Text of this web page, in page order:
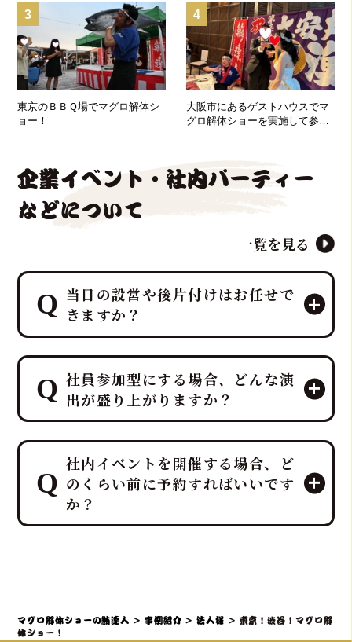
3
東京のＢＢＱ場でマグロ解体シ
ョー！
4
大阪市にあるゲストハウスでマ
グロ解体ショーを実施して参り
企業イベント・社内パーティー
などについて
一覧を見る
当日の設営や後片付けはお任せで
きますか？
はい、すべて「鮪達人」にお任せくだ
さい！ 幹事様や会場スタッフ様のお手
間は最小限に抑え、イベントに集中し
ていただける万全のサポート体制で臨
みます。
ホテルレベルのおもてなしをコンセプ
トにしており、企画・演出だけでな
く、設営から撤収まで全てを対応させ
ていただきます。
社員参加型にする場合、どんな演
出が盛り上がりますか？
プロのMCと、効果的なBGM・音響で
一体感のあるエンタメショーとなり、
大迫力の40キロ以上の「マグロ解体シ
ョー」や新鮮な部位の「最高の食体
験」レポートなどを通じて、会場の話
社内イベントを開催する場合、ど
のくらい前に予約すればいいです
か？
約いただくことを推奨しております。
特に、大規模なイベントや、忘年会・
マグロ解体ショーの鮪達人 > 事例紹介 >法人様 >
東京！渋谷！マグロ解
体ショー！